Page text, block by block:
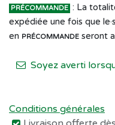
PRÉCOMMANDE : La
expédiée une fois que
en PRÉCOMMANDE seront
Soyez averti
Conditions générales